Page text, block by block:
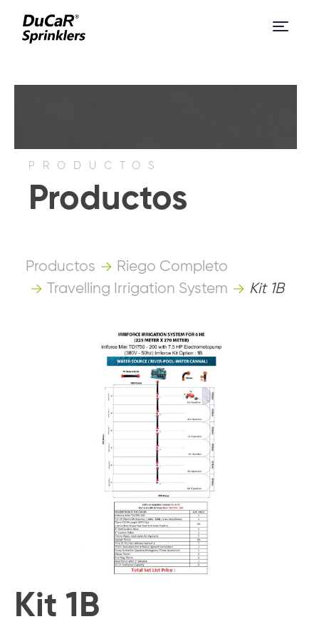
PRODUCTOS
Productos
Productos
Riego Completo
Travelling Irrigation System
Kit 1B
Kit 1B